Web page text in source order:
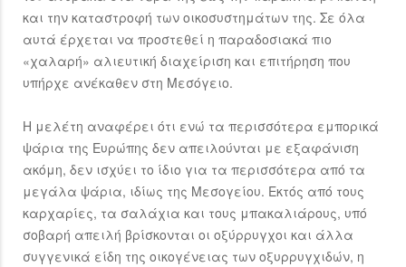
και την καταστροφή των οικοσυστημάτων της. Σε όλα
αυτά έρχεται να προστεθεί η παραδοσιακά πιο
«χαλαρή» αλιευτική διαχείριση και επιτήρηση που
υπήρχε ανέκαθεν στη Μεσόγειο.
Η μελέτη αναφέρει ότι ενώ τα περισσότερα εμπορικά
ψάρια της Ευρώπης δεν απειλούνται με εξαφάνιση
ακόμη, δεν ισχύει το ίδιο για τα περισσότερα από τα
μεγάλα ψάρια, ιδίως της Μεσογείου. Εκτός από τους
καρχαρίες, τα σαλάχια και τους μπακαλιάρους, υπό
σοβαρή απειλή βρίσκονται οι οξύρρυγχοι και άλλα
συγγενικά είδη της οικογένειας των οξυρρυγχιδών, η